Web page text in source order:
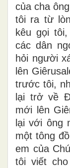
của cha
tôi ra từ
kêu gọi
các dân
hỏi người
lên
trước tôi,
lại trở về
mới lên
lại với ông
một tông
em của
tôi viết